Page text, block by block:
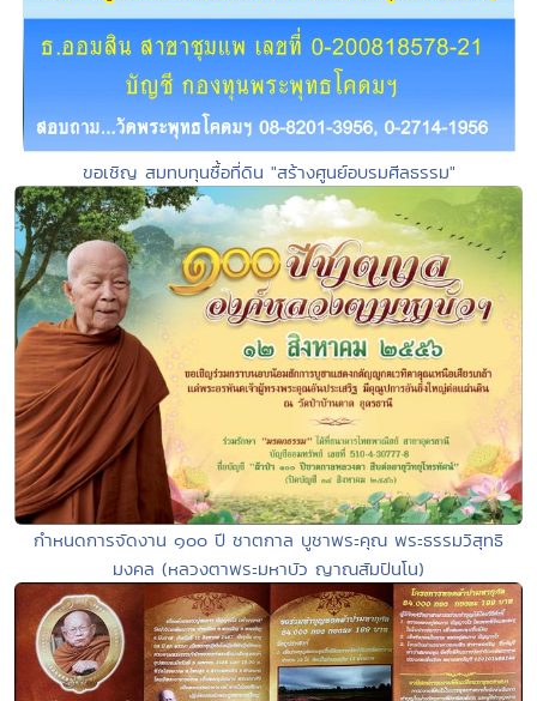
ขอเชิญ สมทบทุนซื้อที่ดิน "สร้างศูนย์อบรมศีลธรรม"
กำหนดการจัดงาน ๑๐๐ ปี ชาตกาล บูชาพระคุณ พระธรรมวิสุทธิ
มงคล (หลวงตาพระมหาบัว ญาณสัมปันโน)